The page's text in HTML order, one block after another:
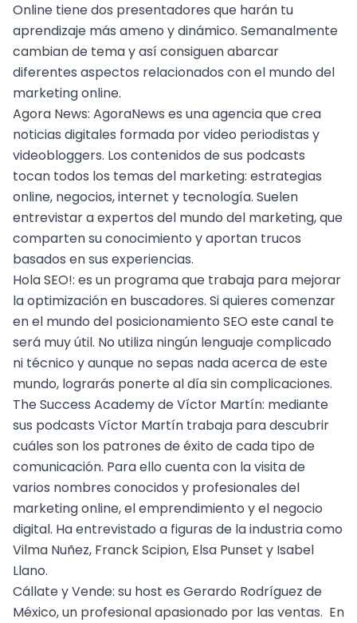
Online tiene dos presentadores que harán tu
aprendizaje más ameno y dinámico. Semanalmente
cambian de tema y así consiguen abarcar
diferentes aspectos relacionados con el mundo del
marketing online.
Agora News: AgoraNews es una agencia que crea
noticias digitales formada por video periodistas y
videobloggers. Los contenidos de sus podcasts
tocan todos los temas del marketing: estrategias
online, negocios, internet y tecnología. Suelen
entrevistar a expertos del mundo del marketing, que
comparten su conocimiento y aportan trucos
basados en sus experiencias.
Hola SEO!: es un programa que trabaja para mejorar
la optimización en buscadores. Si quieres comenzar
en el mundo del posicionamiento SEO este canal te
será muy útil. No utiliza ningún lenguaje complicado
ni técnico y aunque no sepas nada acerca de este
mundo, lograrás ponerte al día sin complicaciones.
The Success Academyde Víctor Martín: mediante
sus podcasts Víctor Martín trabaja para descubrir
cuáles son los patrones de éxito de cada tipo de
comunicación. Para ello cuenta con la visita de
varios nombres conocidos y profesionales del
marketing online, el emprendimiento y el negocio
digital. Ha entrevistado a figuras de la industria como
Vilma Nuñez, Franck Scipion, Elsa Punset y Isabel
Llano.
Cállate y Vende: su host es Gerardo Rodríguez de
México, un profesional apasionado por las ventas. En